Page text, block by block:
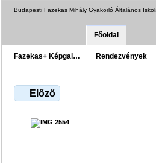
Budapesti Fazekas Mihály Gyakorló Általános
Főoldal
Fazekas+ Képgal… Rendezvények
Előző